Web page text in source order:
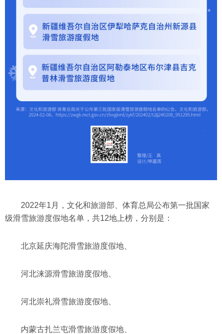
2022年1月，文化和旅游部、体育总局公布第一批国家
级滑雪旅游度假地名单，共12地上榜，分别是：
北京延庆海陀滑雪旅游度假地、
河北涞源滑雪旅游度假地、
河北崇礼滑雪旅游度假地、
内蒙古扎兰屯滑雪旅游度假地、